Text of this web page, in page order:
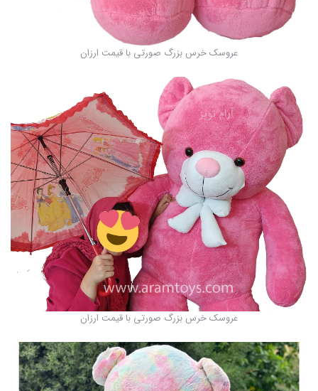
عروسک خرس بزرگ صورتی با قیمت ارزان
عروسک خرس بزرگ صورتی با قیمت ارزان